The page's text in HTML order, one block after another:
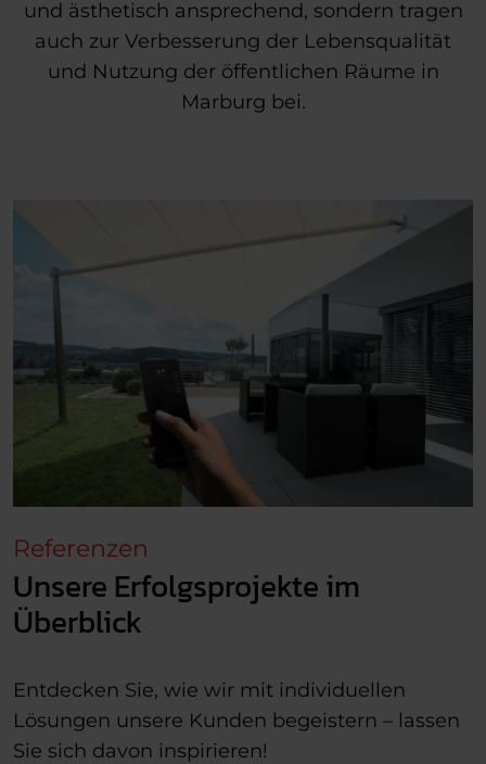
und ästhetisch ansprechend, sondern tragen
auch zur Verbesserung der Lebensqualität
und Nutzung der öffentlichen Räume in
Marburg bei.
Referenzen
Unsere Erfolgsprojekte im
Überblick
Entdecken Sie, wie wir mit individuellen
Lösungen unsere Kunden begeistern – lassen
Sie sich davon inspirieren!